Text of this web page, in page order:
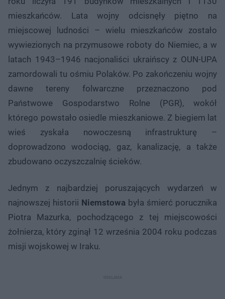
mieszkańców. Lata wojny odcisnęły piętno na
miejscowej ludności – wielu mieszkańców zostało
wywiezionych na przymusowe roboty do Niemiec, a w
latach 1943–1946 nacjonaliści ukraińscy z OUN-UPA
zamordowali tu ośmiu Polaków. Po zakończeniu wojny
dawne tereny folwarczne przeznaczono pod
Państwowe Gospodarstwo Rolne (PGR), wokół
którego powstało osiedle mieszkaniowe. Z biegiem lat
wieś zyskała nowoczesną infrastrukturę –
doprowadzono wodociąg, gaz, kanalizację, a także
zbudowano oczyszczalnię ścieków.
Jednym z najbardziej poruszających wydarzeń w
najnowszej historii Niemstowa była śmierć porucznika
Piotra Mazurka, pochodzącego z tej miejscowości
żołnierza, który zginął 12 września 2004 roku podczas
misji wojskowej w Iraku.